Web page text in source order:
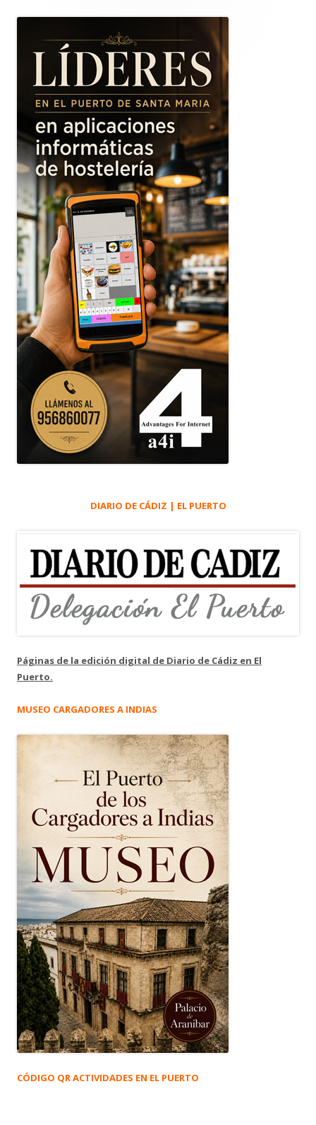
principal
DIARIO DE CÁDIZ | EL PUERTO
Páginas de la edición digital de Diario de Cádiz en El
Puerto.
MUSEO CARGADORES A INDIAS
CÓDIGO QR ACTIVIDADES EN EL PUERTO